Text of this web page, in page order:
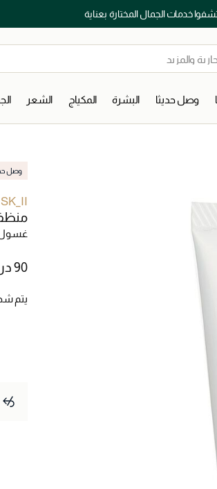
خدمات الجمال المختارة بعناية
وصل حديثا البشرة المكياج الشعر
وصل
SK_II
غسول
يتم